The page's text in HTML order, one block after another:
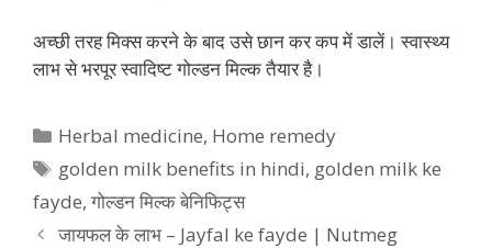
अच्छी तरह मिक्स करने के बाद उसे छान कर कप में डालें। स्वास्थ्य
लाभ से भरपूर स्वादिष्ट गोल्डन मिल्क तैयार है।
Categories
Herbal medicine, Home remedy
Tags
golden milk benefits in hindi, golden milk ke
fayde, गोल्डन मिल्क बेनिफिट्स
जायफल के लाभ – Jayfal ke fayde | Nutmeg